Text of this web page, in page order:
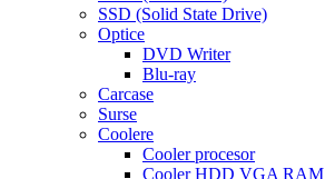
SSD (Solid State Drive)
Optice
DVD Writer
Blu-ray
Carcase
Surse
Coolere
Cooler procesor
Cooler HDD VGA RAM